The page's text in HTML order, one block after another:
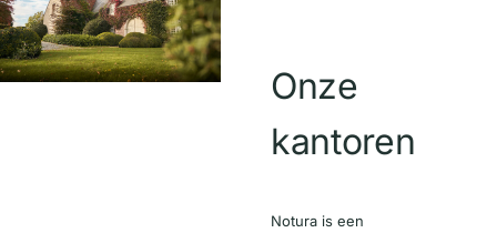
Onze
kantoren
Notura is een